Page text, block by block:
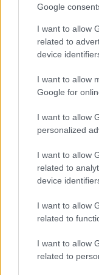
Google
I want to allow
related to
device
I want to allow
Google for
I want to allow
personalized
I want to allow
related to
device
I want to allow
related to
I want to allow
related to
"Mindezt -
megfogalmazni,
jegyezte meg.
A premierhez
konferencia
Nicholas Vázsonyi,
professzora,
publicista fia lesz.
Schmiedleitner
Theaternek.
együttesben,